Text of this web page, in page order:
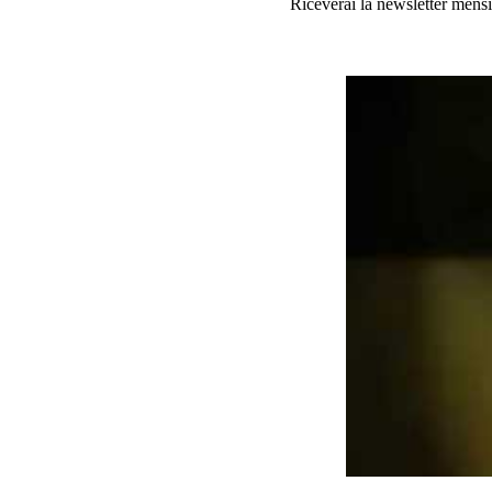
Riceverai la newsletter